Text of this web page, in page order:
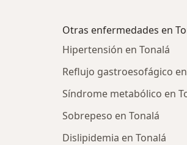
Otras enfermedades en
Hipertensión en Tonalá
Reflujo gastroesofágico
Síndrome metabólico en
Sobrepeso en Tonalá
Dislipidemia en Tonalá